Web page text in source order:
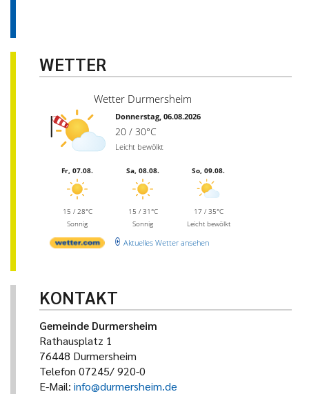
WETTER
Wetter Durmersheim
Donnerstag, 06.08.2026
20 / 30°C
Leicht bewölkt
Fr, 07.08.
15 / 28°C
Sonnig
Sa, 08.08.
15 / 31°C
Sonnig
So, 09.08.
17 / 35°C
Leicht bewölkt
Aktuelles Wetter ansehen
KONTAKT
Gemeinde Durmersheim
Rathausplatz 1
76448 Durmersheim
Telefon 07245/ 920-0
E-Mail: info@durmersheim.de